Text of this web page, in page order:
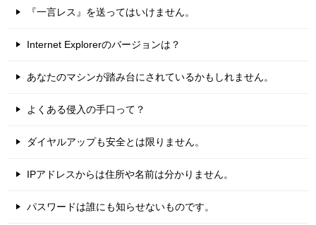
『一言レス』を送ってはいけません。
Internet Explorerのバージョンは？
あなたのマシンが踏み台にされているかもしれません。
よくある侵入の手口って？
ダイヤルアップも安全とは限りません。
IPアドレスからは住所や名前は分かりません。
パスワードは誰にも知らせないものです。